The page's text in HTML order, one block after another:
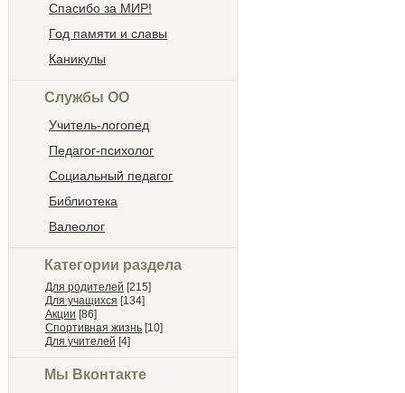
Спасибо за МИР!
Год памяти и славы
Каникулы
Службы ОО
Учитель-логопед
Педагог-психолог
Социальный педагог
Библиотека
Валеолог
Категории раздела
Для родителей [215]
Для учащихся [134]
Акции [86]
Спортивная жизнь [10]
Для учителей [4]
Мы Вконтакте